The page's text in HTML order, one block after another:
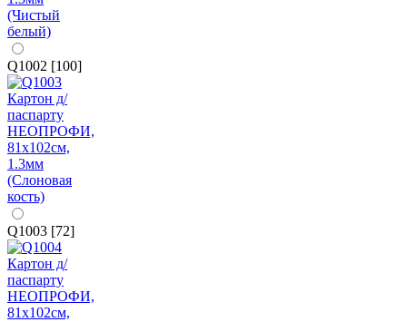
Q1002 [100]
Q1003 [72]